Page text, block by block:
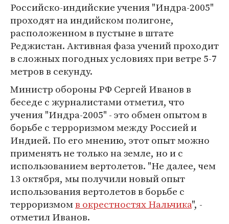
Российско-индийские учения "Индра-2005"
проходят на индийском полигоне,
расположенном в пустыне в штате
Реджистан. Активная фаза учений проходит
в сложных погодных условиях при ветре 5-7
метров в секунду.
Министр обороны РФ Сергей Иванов в
беседе с журналистами отметил, что
учения "Индра-2005" - это обмен опытом в
борьбе с терроризмом между Россией и
Индией. По его мнению, этот опыт можно
применять не только на земле, но и с
использованием вертолетов. "Не далее, чем
13 октября, мы получили новый опыт
использования вертолетов в борьбе с
терроризмомв окрестностях Нальчика", -
отметил Иванов.